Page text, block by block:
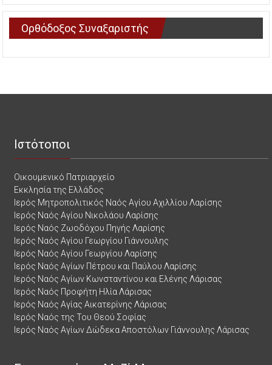
Ορθόδοξος Συναξαριστής
Ιστότοποι
Οικουμενικό Πατριαρχείο
Εκκλησία της Ελλάδος
Ιερός Μητροπολιτικός Ναός Αγίου Αχιλλίου Λαρίσης
Ιερός Ναός Αγίου Νικολάου Λαρίσης
Ιερός Ναός Ζωοδόχου Πηγής Λαρίσης
Ιερός Ναός Αγίου Γεωργίου Γιάννουλης
Ιερός Ναός Αγίου Γεωργίου Λαρίσης
Ιερός Ναός Αγίων Πέτρου και Παύλου Λαρίσης
Ιερός Ναός Αγίων Κωνσταντίνου και Ελένης Λάρισας
Ιερός Ναός Προφήτη Ηλία Λάρισας
Ιερός Ναός Αγίας Αικατερίνης Λάρισας
Ιερός Ναός της Του Θεού Σοφίας
Ιερός Ναός Αγίων Δώδεκα Αποστόλων Γιάννουλης Λάρισας